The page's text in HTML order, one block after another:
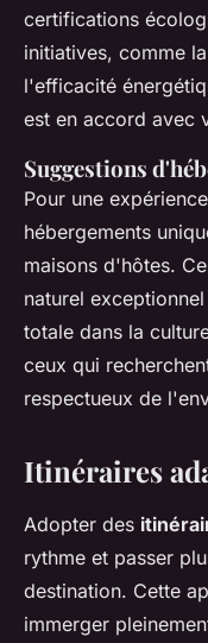
certifications
initiatives, comme
l'efficacité
est en accord avec
Suggestions
Pour une
hébergements
maisons d'hôtes.
naturel
totale dans la
ceux qui
respectueux de
Itinéraires
Adopter des
rythme et passer
destination. Cette
immerger